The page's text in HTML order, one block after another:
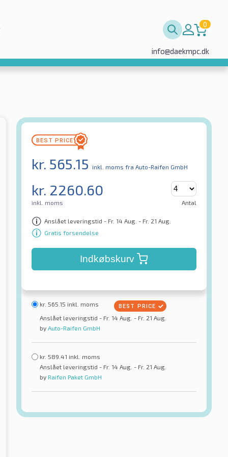
0
info@daekmpc.dk
kr. 565.15 inkl. moms fra Auto-Raifen GmbH
kr. 2260.60
inkl. moms Antal
Anslået leveringstid - Fr. 14 Aug. - Fr. 21 Aug.
Gratis forsendelse
Indkøbskurv
kr. 565.15 inkl. moms
Anslået leveringstid - Fr. 14 Aug. - Fr. 21 Aug.
by Auto-Raifen GmbH
kr. 589.41 inkl. moms
Anslået leveringstid - Fr. 14 Aug. - Fr. 21 Aug.
by Raifen Paket GmbH